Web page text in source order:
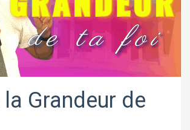
la Grandeur de